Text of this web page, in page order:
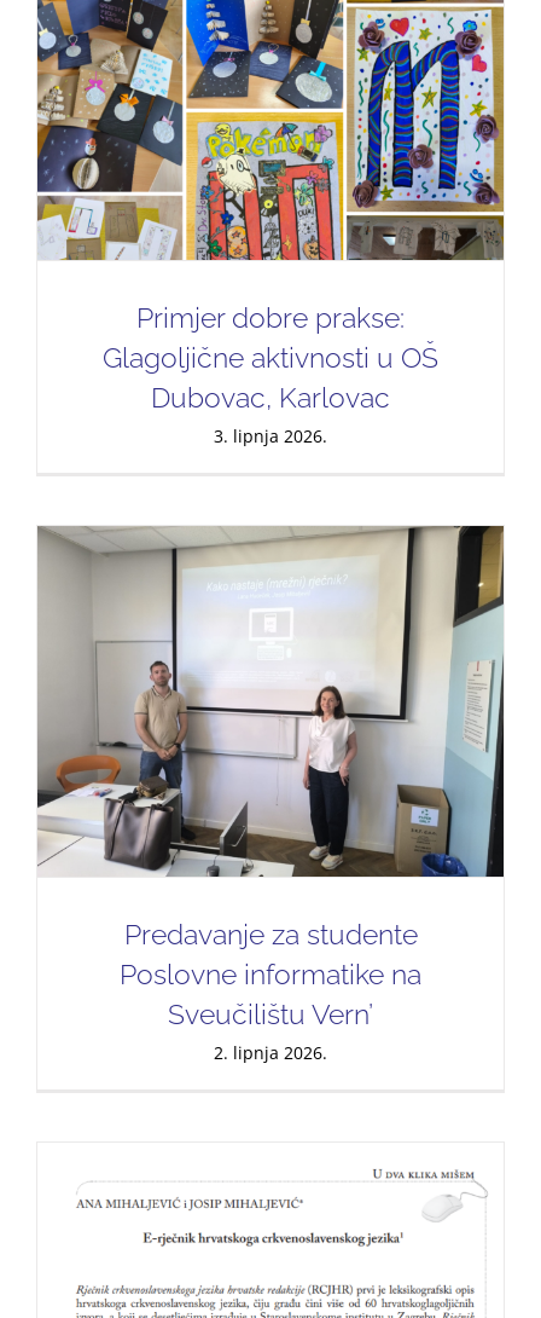
Primjer dobre prakse:
Glagoljične aktivnosti u OŠ
Dubovac, Karlovac
3. lipnja 2026.
Predavanje za studente
Poslovne informatike na
Sveučilištu Vern’
2. lipnja 2026.